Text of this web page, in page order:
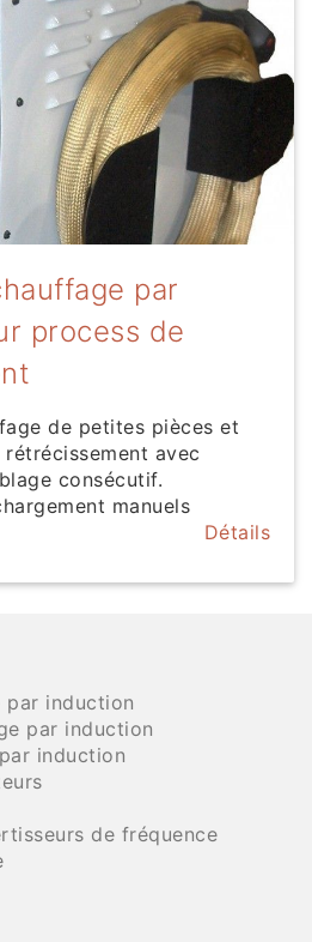
par
process de
de petites pièces et
avec
consécutif.
manuels
Détails
par induction
par induction
induction
de fréquence